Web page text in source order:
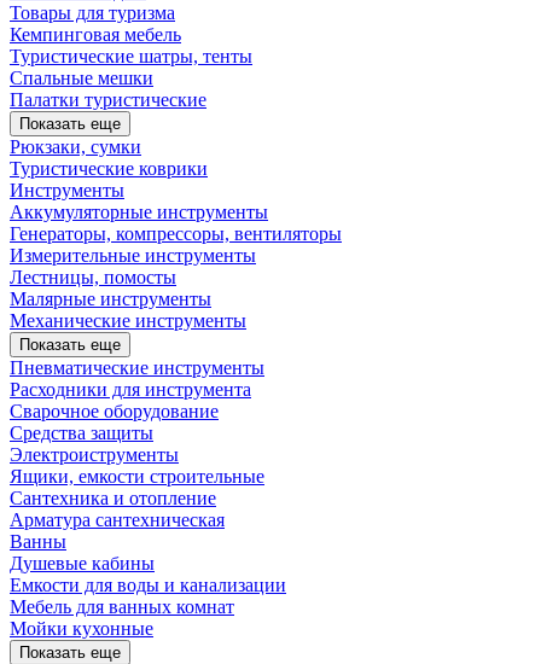
Товары для туризма
Кемпинговая мебель
Туристические шатры, тенты
Спальные мешки
Палатки туристические
Показать еще
Рюкзаки, сумки
Туристические коврики
Инструменты
Аккумуляторные инструменты
Генераторы, компрессоры, вентиляторы
Измерительные инструменты
Лестницы, помосты
Малярные инструменты
Механические инструменты
Показать еще
Пневматические инструменты
Расходники для инструмента
Сварочное оборудование
Средства защиты
Электроиструменты
Ящики, емкости строительные
Сантехника и отопление
Арматура сантехническая
Ванны
Душевые кабины
Емкости для воды и канализации
Мебель для ванных комнат
Мойки кухонные
Показать еще